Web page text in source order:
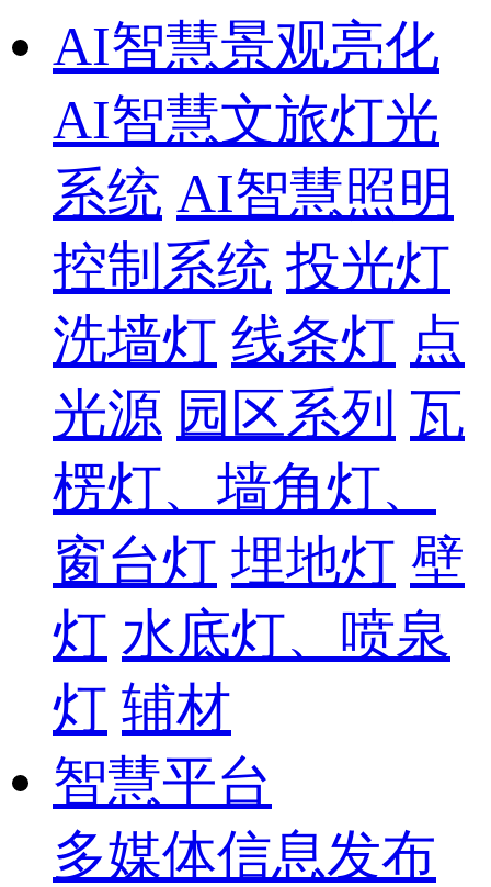
AI智慧景观亮化
AI智慧文旅灯光
系统 AI智慧照明
控制系统 投光灯
洗墙灯 线条灯 点
光源 园区系列 瓦
楞灯、墙角灯、
窗台灯 埋地灯 壁
灯 水底灯、喷泉
灯 辅材
智慧平台
多媒体信息发布